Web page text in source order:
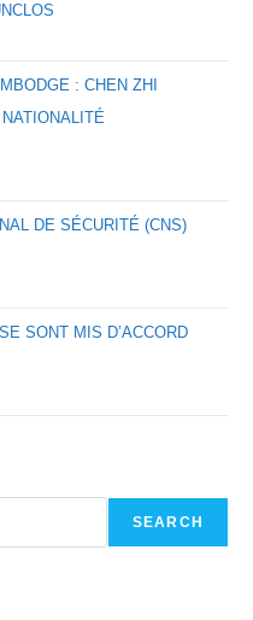
: CHEN ZHI
DE SÉCURITÉ (CNS)
SONT MIS D’ACCORD
SEARCH